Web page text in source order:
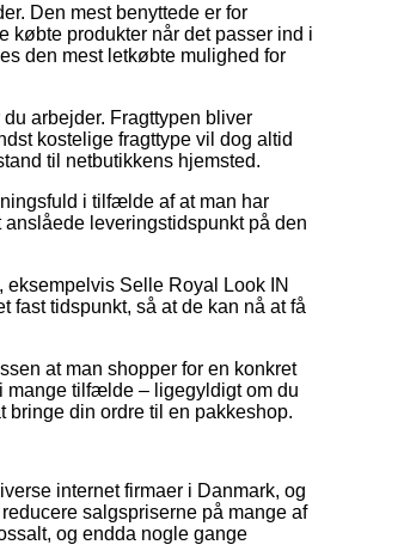
Den mest benyttede er for
produkter når det passer ind i
den mest letkøbte mulighed for
arbejder. Fragttypen bliver
kostelige fragttype vil dog altid
til netbutikkens hjemsted.
i tilfælde af at man har
leveringstidspunkt på den
Selle Royal Look IN
fast tidspunkt, så at de kan nå at få
at man shopper for en konkret
mange tilfælde – ligegyldigt om du
bringe din ordre til en pakkeshop.
internet firmaer i Danmark, og
salgspriserne på mange af
og endda nogle gange